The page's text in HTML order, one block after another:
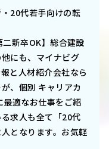
20代若手向けの転
二新卒OK】総合建設
にも、マイナビグ
と人材紹介会社なら
、個別 キャリアカ
最適なお仕事をご紹
求人も全て「20代
となります。お気軽